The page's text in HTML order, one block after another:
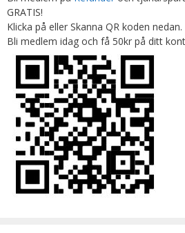
GRATIS!
Klicka på eller Skanna QR koden nedan.
Bli medlem idag och få 50kr på ditt